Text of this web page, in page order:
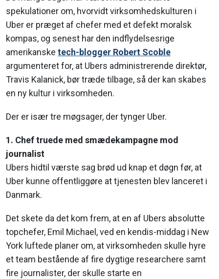
spekulationer om, hvorvidt virksomhedskulturen i
Uber er præget af chefer med et defekt moralsk
kompas, og senest har den indflydelsesrige
amerikanske tech-blogger Robert Scoble
argumenteret for, at Ubers administrerende direktør,
Travis Kalanick, bør træde tilbage, så der kan skabes
en ny kultur i virksomheden.
Der er især tre møgsager, der tynger Uber.
1. Chef truede med smædekampagne mod
journalist
Ubers hidtil værste sag brød ud knap et døgn før, at
Uber kunne offentliggøre at tjenesten blev lanceret i
Danmark.
Det skete da det kom frem, at en af Ubers absolutte
topchefer, Emil Michael, ved en kendis-middag i New
York luftede planer om, at virksomheden skulle hyre
et team bestående af fire dygtige researchere samt
fire journalister, der skulle starte en